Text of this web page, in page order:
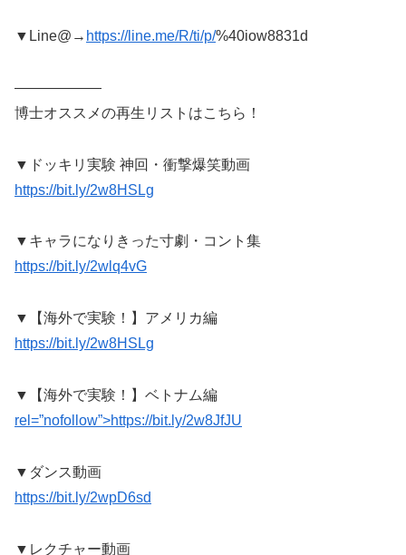
▼Line@→ https://line.me/R/ti/p/%40iow8831d
——————
博士オススメの再生リストはこちら！
▼ドッキリ実験 神回・衝撃爆笑動画
https://bit.ly/2w8HSLg
▼キャラになりきった寸劇・コント集
https://bit.ly/2wlq4vG
▼【海外で実験！】アメリカ編
https://bit.ly/2w8HSLg
▼【海外で実験！】ベトナム編
rel=”nofollow”>https://bit.ly/2w8JfJU
▼ダンス動画
https://bit.ly/2wpD6sd
▼レクチャー動画